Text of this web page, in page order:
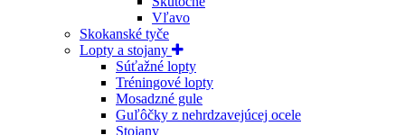
Vľavo
Skokanské tyče
Lopty a stojany
Súťažné lopty
Tréningové lopty
Mosadzné gule
Guľôčky z nehrdzavejúcej ocele
Stojany